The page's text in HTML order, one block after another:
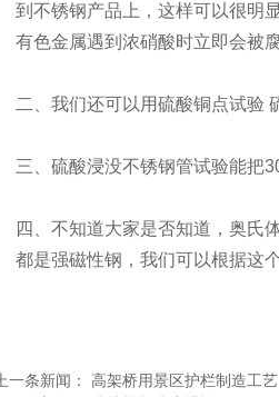
到不锈钢产品上，这样可以很明
有色金属遇到浓硝酸时立即会被腐
二、我们还可以用硫酸铜点试验
三、硫酸浸没不锈钢管试验能把
四、不知道大家是否知道，奥氏
都是强磁性钢，我们可以根据这
上一条新闻： 高架桥用景区护栏制造工艺